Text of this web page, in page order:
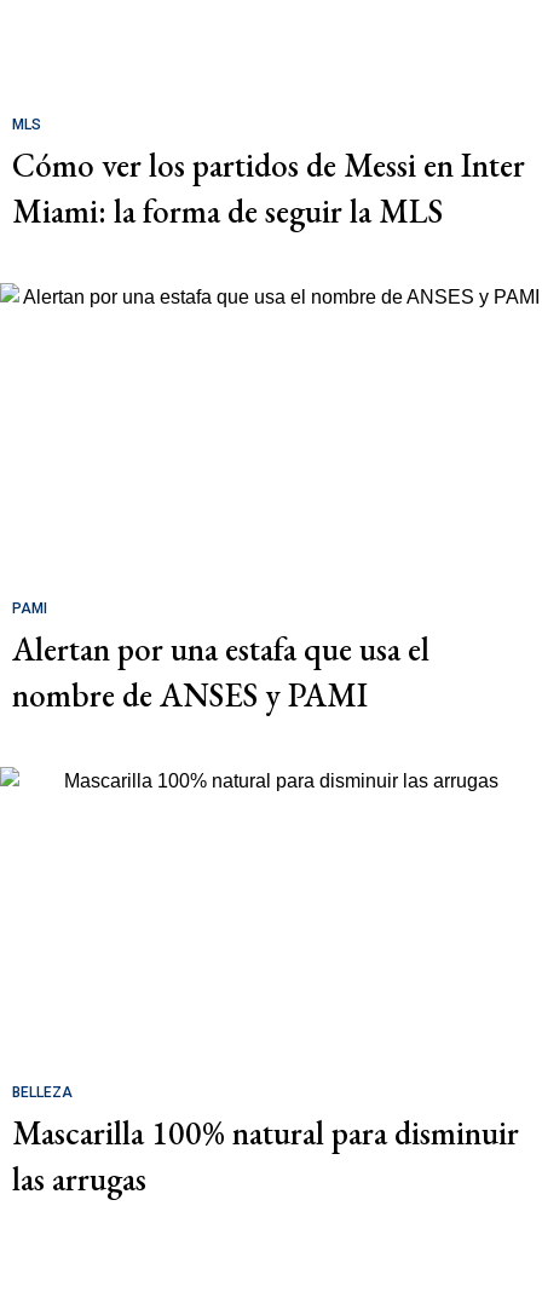
MLS
Cómo ver los partidos de Messi en Inter
Miami: la forma de seguir la MLS
PAMI
Alertan por una estafa que usa el
nombre de ANSES y PAMI
BELLEZA
Mascarilla 100% natural para disminuir
las arrugas